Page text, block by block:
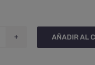
AÑADIR AL